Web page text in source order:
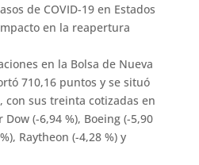
de COVID-19 en Estados
en la reapertura
en la Bolsa de Nueva
710,16 puntos y se situó
con sus treinta cotizadas en
(-6,94 %), Boeing (-5,90
Raytheon (-4,28 %) y